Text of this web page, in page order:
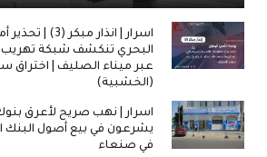
اسرار | انذار
البحري تنكشف شبكة تهريب
عبر ميناء الصليف | اختراق
(الخشبية)
اسرار | نهب صريح لأعرق بنوك
يشرعون في بيع أصول البنك
في صنعاء